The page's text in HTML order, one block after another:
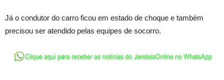
Já o condutor do carro ficou em estado de choque e também
precisou ser atendido pelas equipes de socorro.